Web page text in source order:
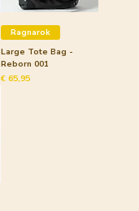
Ragnarok
Large Tote Bag -
Reborn 001
Prijs
€ 65,95